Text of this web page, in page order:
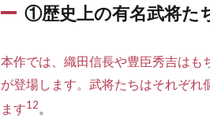
①歴史上の有名武将た
本作では、織田信長や豊臣秀吉はも
が登場します。武将たちはそれぞ
ます1 2。